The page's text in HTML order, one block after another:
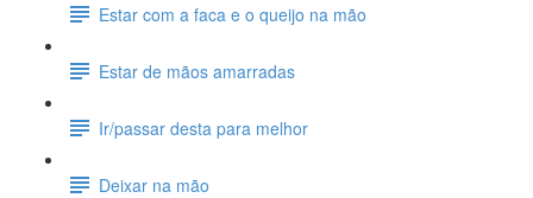
Estar com a faca e o queijo na mão
Estar de mãos amarradas
Ir/passar desta para melhor
Deixar na mão